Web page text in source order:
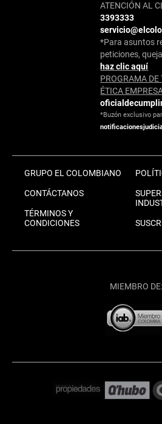
ATENCIÓN AL
3393333
*Para asuntos
peticiones,
haz clic aquí
PROGRAMA DE
ÉTICA
*Buzón exclusivo
GRUPO EL COLOMBIANO
CONTÁCTANOS
TÉRMINOS Y
CONDICIONES
MIEMBRO DE: